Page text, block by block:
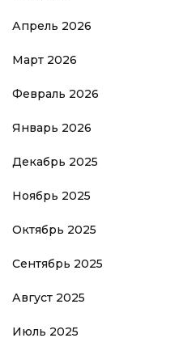
Апрель 2026
Март 2026
Февраль 2026
Январь 2026
Декабрь 2025
Ноябрь 2025
Октябрь 2025
Сентябрь 2025
Август 2025
Июль 2025